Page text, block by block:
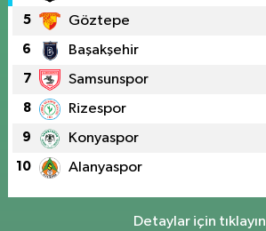
5 Göztepe
6 Başakşehir
7 Samsunspor
8 Rizespor
9 Konyaspor
10 Alanyaspor
Detaylar için tıklayın